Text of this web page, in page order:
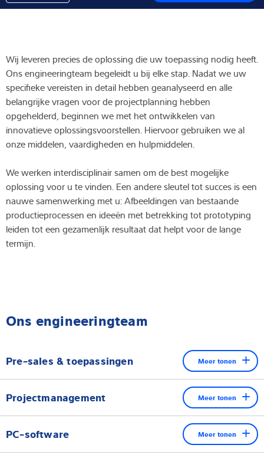
Latest
Product zoeken
Wij leveren precies de oplossing die uw toepassing nodig heeft.
Ons engineeringteam begeleidt u bij elke stap. Nadat we uw
specifieke vereisten in detail hebben geanalyseerd en alle
belangrijke vragen voor de projectplanning hebben
opgehelderd, beginnen we met het ontwikkelen van
innovatieve oplossingsvoorstellen. Hiervoor gebruiken we al
onze middelen, vaardigheden en hulpmiddelen.
We werken interdisciplinair samen om de best mogelijke
oplossing voor u te vinden. Een andere sleutel tot succes is een
nauwe samenwerking met u: Afbeeldingen van bestaande
productieprocessen en ideeën met betrekking tot prototyping
leiden tot een gezamenlijk resultaat dat helpt voor de lange
termijn.
Ons engineeringteam
Pre-sales & toepassingen Meer tonen
Onze pre-sales collega's voor speciale technische oplossingen
hebben het hoogste niveau van expertise in hun vakgebied en
jarenlange ervaring in de implementatie van weeg- en
inspectietechnologieën op maat.
Projectmanagement Meer tonen
Projectmanagement op maat van individuele klantvereisten op
het gebied van weeg- en inspectietechnologieën: Wij bieden u
toegewijde contactpersonen die er alles aan doen om uw eisen
PC-software Meer tonen